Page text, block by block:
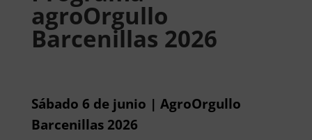
agroOrgullo
Barcenillas 2026
Sábado 6 de junio | AgroOrgullo
Barcenillas 2026